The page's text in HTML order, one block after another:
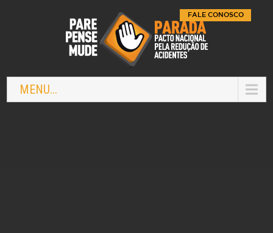
MENU...
FALE CONOSCO